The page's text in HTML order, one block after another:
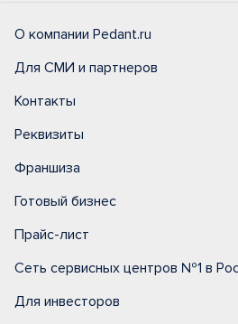
О компании Pedant.ru
Для СМИ и партнеров
Контакты
Реквизиты
Франшиза
Готовый бизнес
Прайс-лист
Сеть сервисных центров №1 в
Для инвесторов